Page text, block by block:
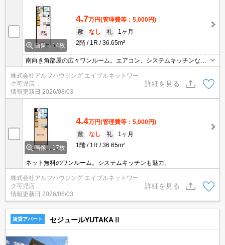
画像：14枚
4.7万円(管理費等：5,000円)
敷
なし 礼
1ヶ月
2階
1R 36.65m²
南向き角部屋の広々ワンルーム。エアコン、システムキッチンなど
設備充実で快適な一人暮らし。
株式会社アルフハウジング エイブルネットワー
ク可児店
情報更新日 2026/08/03
詳細を見る
画像：17枚
4.4万円(管理費等：5,000円)
敷
なし 礼
1ヶ月
1階
1R 36.65m²
ネット無料のワンルーム。システムキッチンも魅力。
株式会社アルフハウジング エイブルネットワー
ク可児店
情報更新日 2026/08/03
詳細を見る
賃貸アパート セジュールYUTAKAⅡ